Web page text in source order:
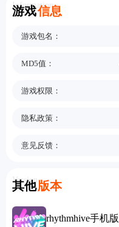
游戏信息
Information
游戏包名：
MD5值：
游戏权限：
隐私政策：
意见反馈：
其他版本
Version
rhythmhive手机版